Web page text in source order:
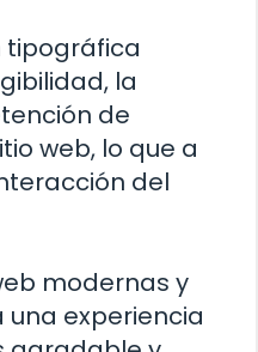
tipográfica
la
de
web, lo que a
del
modernas y
experiencia